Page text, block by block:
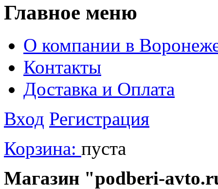
Главное меню
О компании в
Контакты
Доставка и Оплата
Вход Регистрация
Корзина: пуста
Магазин "podberi-